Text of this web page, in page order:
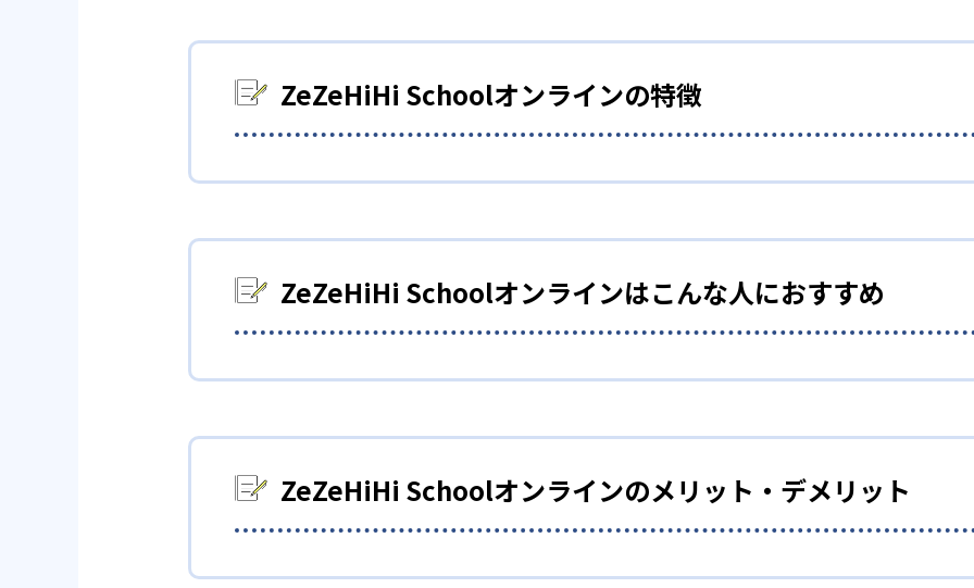
ZeZeHiHi Schoolオンラインの特徴
01 プロ講師×専任講師
ZeZeHiHiSchoolでは、プロ講師×専任講師のハイブリッド個別指導を実施。多くの指名を受
ZeZeHiHi Schoolオンラインはこんな人におすすめ
プロ講師の授業を個別指導で受講したい子ども向け
ZeZeHiHi Schoolオンラインのメリット・デメリット
どんなメリットがある？